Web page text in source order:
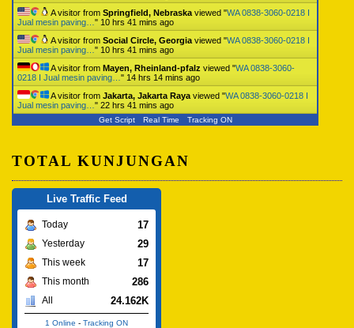
A visitor from Springfield, Nebraska viewed "WA 0838-3060-0218 I
Jual mesin paving… " 10 hrs 41 mins ago
A visitor from Social Circle, Georgia viewed "WA 0838-3060-0218 I
Jual mesin paving… " 10 hrs 41 mins ago
A visitor from Mayen, Rheinland-pfalz viewed "WA 0838-3060-
0218 I Jual mesin paving… " 14 hrs 14 mins ago
A visitor from Jakarta, Jakarta Raya viewed "WA 0838-3060-0218 I
Jual mesin paving… " 22 hrs 41 mins ago
Get Script Real Time Tracking ON
TOTAL KUNJUNGAN
Live Traffic Feed
Today 17
Yesterday 29
This week 17
This month 286
All 24.162K
1 Online - Tracking ON